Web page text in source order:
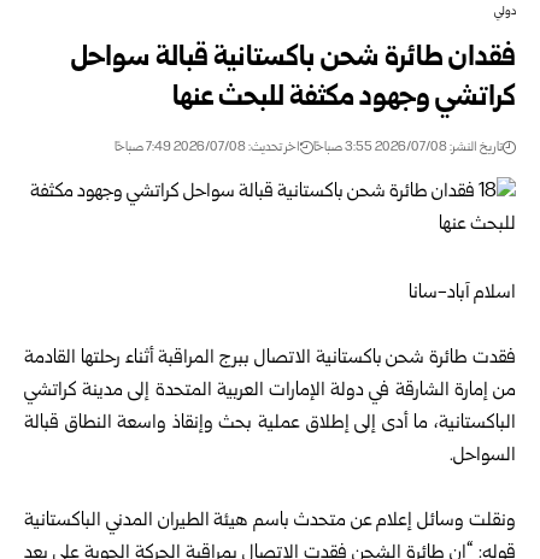
دولي
فقدان طائرة شحن باكستانية قبالة سواحل
كراتشي وجهود مكثفة للبحث عنها
تاريخ النشر: 2026/07/08 3:55 صباحًا اخر تحديث: 2026/07/08 7:49 صباحًا
اسلام آباد-سانا
فقدت طائرة شحن باكستانية الاتصال ببرج المراقبة أثناء رحلتها القادمة
من إمارة الشارقة في دولة الإمارات العربية المتحدة إلى مدينة كراتشي
الباكستانية، ما أدى إلى إطلاق عملية بحث وإنقاذ واسعة النطاق قبالة
السواحل.
ونقلت وسائل إعلام عن متحدث باسم هيئة الطيران المدني الباكستانية